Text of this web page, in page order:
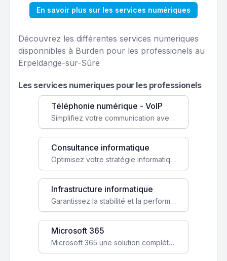
En savoir plus sur les services numériques
Découvrez les différentes services numeriques
disponnibles à Burden pour les professionels au
Erpeldange-sur-Sûre
Les services numeriques pour les professionels
Téléphonie numérique - VoIP
Simplifiez votre communication avec une solution VoIP flexible, économique et adaptée à vos besoins professionnels.
Consultance informatique
Optimisez votre stratégie informatique avec l'expertise de nos consultants pour améliorer votre efficacité et sécurité.
Infrastructure informatique
Garantissez la stabilité et la performance de votre entreprise avec une infrastructure IT sécurisée et évolutive.
Microsoft 365
Microsoft 365 une solution complète qui booste votre productivité, renforce la sécurité de vos données et facilite la collaboration.